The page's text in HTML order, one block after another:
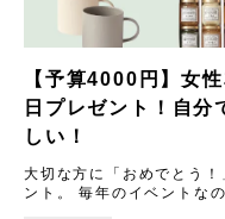
【予算4000円】女
日プレゼント！自分
しい！
大切な方に「おめでとう
ント。 毎年のイベントな